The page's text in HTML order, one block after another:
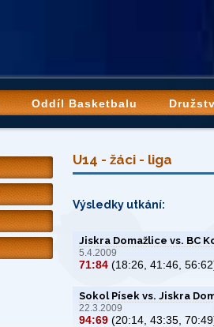
Oddíl Basketbalu
U14 - žáci - liga
Výsledky utkání:
Jiskra Domažlice vs. BC
5.4.2009
71:84 (18:26, 41:46,
Sokol Písek vs. Jiskra
22.3.2009
94:69 (20:14, 43:35,